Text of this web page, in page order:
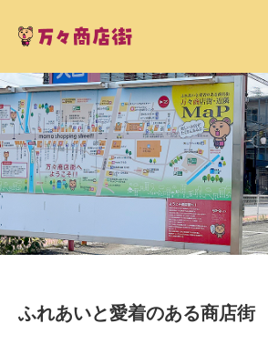
ふれあいと愛着のある商店街